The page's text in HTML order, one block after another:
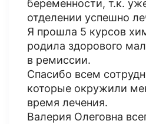
беременности, т.к.
отделении успешно
Я прошла 5 курсов
родила здорового
в ремиссии.
Спасибо всем
которые окружили
время лечения.
Валерия Олеговна